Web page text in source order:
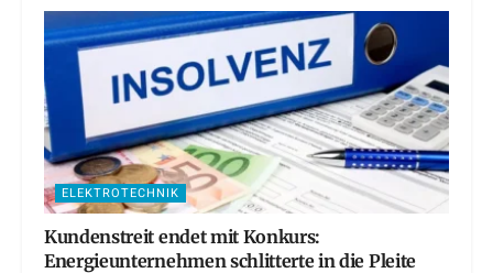
ELEKTROTECHNIK
Kundenstreit endet mit Konkurs:
Energieunternehmen schlitterte in die Pleite